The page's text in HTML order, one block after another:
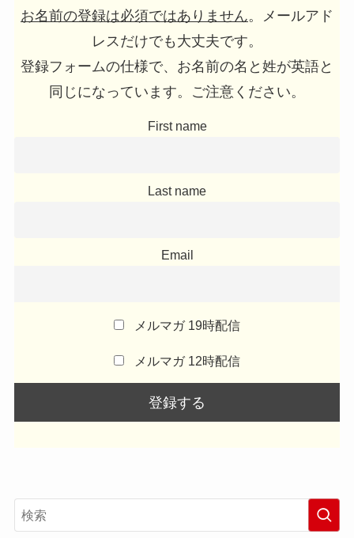
お名前の登録は必須ではありません。メールアド
レスだけでも大丈夫です。
登録フォームの仕様で、お名前の名と姓が英語と
同じになっています。ご注意ください。
First name
Last name
Email
メルマガ 19時配信
メルマガ 12時配信